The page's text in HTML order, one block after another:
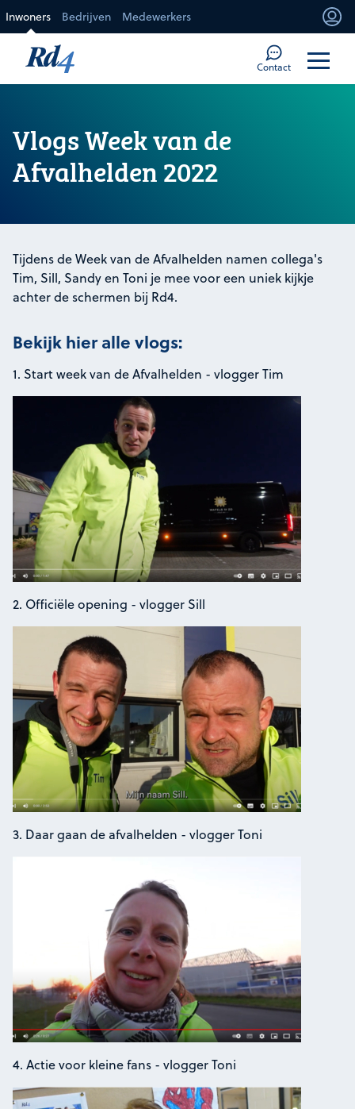
Inwoners Bedrijven Medewerkers
Contact
Vlogs Week van de
Afvalhelden 2022
Tijdens de Week van de Afvalhelden namen collega's
Tim, Sill, Sandy en Toni je mee voor een uniek kijkje
achter de schermen bij Rd4.
Bekijk hier alle vlogs:
1. Start week van de Afvalhelden - vlogger Tim
2. Officiële opening - vlogger Sill
3. Daar gaan de afvalhelden - vlogger Toni
4. Actie voor kleine fans - vlogger Toni